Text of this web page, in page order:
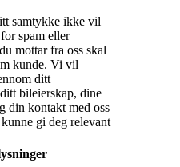
samtykke ikke vil
spam eller
mottar fra oss skal
kunde. Vi vil
ditt
bileierskap, dine
din kontakt med oss
gi deg relevant